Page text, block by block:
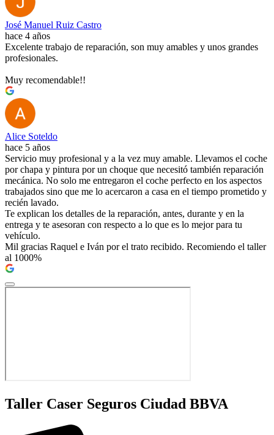
José Manuel Ruiz Castro
hace 4 años
Excelente trabajo de reparación, son muy amables y unos grandes
profesionales.
Muy recomendable!!
Alice Soteldo
hace 5 años
Servicio muy profesional y a la vez muy amable. Llevamos el coche
por chapa y pintura por un choque que necesitó también reparación
mecánica. No solo me entregaron el coche perfecto en los aspectos
trabajados sino que me lo acercaron a casa en el tiempo prometido y
recién lavado.
Te explican los detalles de la reparación, antes, durante y en la
entrega y te asesoran con respecto a lo que es lo mejor para tu
vehículo.
Mil gracias Raquel e Iván por el trato recibido. Recomiendo el taller
al 1000%
Taller Caser Seguros Ciudad BBVA